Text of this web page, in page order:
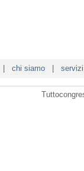
chi siamo servizi